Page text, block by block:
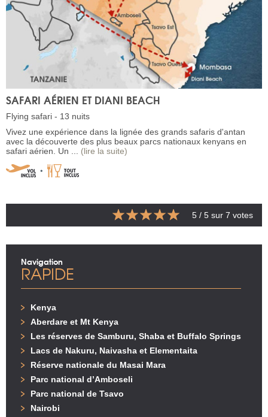
SAFARI AÉRIEN ET DIANI BEACH
Flying safari - 13 nuits
Vivez une expérience dans la lignée des grands safaris d'antan
avec la découverte des plus beaux parcs nationaux kenyans en
safari aérien. Un ... (lire la suite)
5 / 5 sur 7 votes
Navigation
RAPIDE
Kenya
Aberdare et Mt Kenya
Les réserves de Samburu, Shaba et Buffalo Springs
Lacs de Nakuru, Naivasha et Elementaita
Réserve nationale du Masai Mara
Parc national d’Amboseli
Parc national de Tsavo
Nairobi